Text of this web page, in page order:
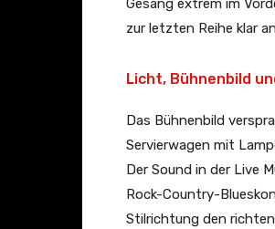
Gesang extrem im
zur letzten Reihe klar
Licht, Bühnenbild
Das Bühnenbild
Servierwagen mit
Der Sound in der Live
Rock-Country-
Stilrichtung den